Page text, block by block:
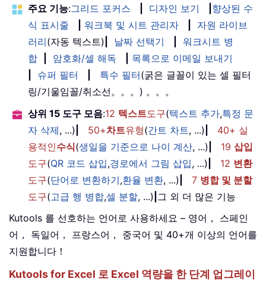
주요 기능:그리드 포커스 디자인 보기
향상된 수
식 표시줄
워크북 및 시트 관리자
자원 라이브
러리(자동 텍스트) 날짜 선택기
워크시트 병
합
암호화/셀 해독
목록으로 이메일 보내기
슈퍼 필터 특수 필터(굵은 글꼴이 있는 셀 필터
링/기울임꼴/취소선。。。) 。。。
상위 15 도구 모음:12 텍스트도구(텍스트 추가,특정 문
자 삭제, ...) 50+차트유형(간트 차트, ...)
40+ 실
용적인수식(생일을 기준으로 나이 계산, ...) 19 삽입
도구(QR 코드 삽입,경로에서 그림 삽입, ...) 12 변환
도구(단어로 변환하기,환율 변환, ...) 7 병합 및 분할
도구(고급 행 병합,셀 분할, ...) 그 외 더 많은 기능
Kutools 를 선호하는 언어로 사용하세요 – 영어， 스페인
어， 독일어， 프랑스어， 중국어 및 40+개 이상의 언어를
지원합니다！
Kutools for Excel 로 Excel 역량을 한 단계 업그레이